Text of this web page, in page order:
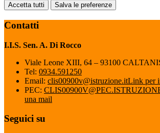
Accetta tutti Salva le preferenze
Contatti
I.I.S. Sen. A. Di Rocco
Viale Leone XIII, 64 – 93100
Tel: 0934.591250
Email: clis00900v@istruzione.itLink per
PEC:
una mail
Seguici su